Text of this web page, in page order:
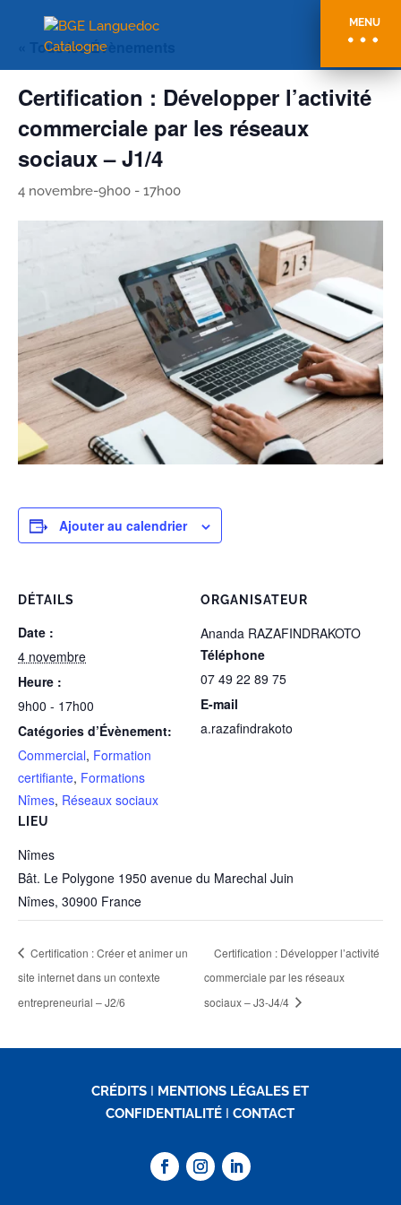
MENU
« Tous les Évènements
Certification : Développer l’activité
commerciale par les réseaux
sociaux – J1/4
4 novembre-9h00 - 17h00
Ajouter au calendrier
DÉTAILS
Date :
4 novembre
Heure :
9h00 - 17h00
Catégories d’Évènement:
Commercial, Formation
certifiante, Formations
Nîmes, Réseaux sociaux
LIEU
Nîmes
Bât. Le Polygone 1950 avenue du Marechal Juin
Nîmes, 30900 France
ORGANISATEUR
Ananda RAZAFINDRAKOTO
Téléphone
07 49 22 89 75
E-mail
a.razafindrakoto
Certification : Créer et animer un
site internet dans un contexte
entrepreneurial – J2/6
Certification : Développer l’activité
commerciale par les réseaux
sociaux – J3-J4/4
CRÉDITS I MENTIONS LÉGALES ET
CONFIDENTIALITÉ ICONTACT